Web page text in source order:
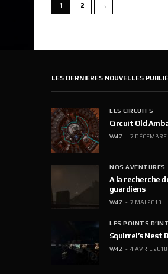
1 2 →
LES DERNIÈRES NOUVELLES
LES CIRCUITS
Circuit Old
W4Z 7
NOS AVENTURES
A la recherche
guardiens
W4Z 7 MAI 2018
LES POINTS
Squirrel’s Nest
W4Z 4 AVRIL 2018